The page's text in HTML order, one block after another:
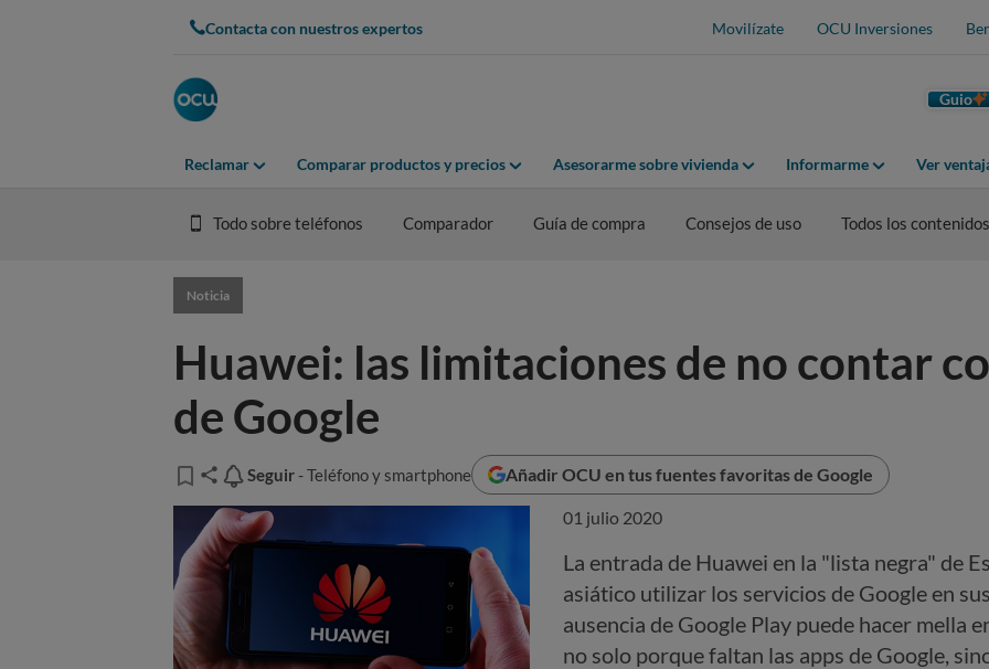
Contacta con nuestros expertos Movilízate OCU Inversiones
Guio
Reclamar Comparar productos y precios Asesorarme sobre vivienda Informarme Ver
Todo sobre teléfonos Comparador Guía de compra Consejos de uso Todos los contenidos
Noticia
Huawei: las limitaciones de no contar
de Google
Seguir
Seguir - Teléfono y smartphone Añadir OCU en tus fuentes favoritas de Google
01 julio 2020
La entrada de Huawei en la "lista negra" de
asiático utilizar los servicios de Google en
ausencia de Google Play puede hacer mella
no solo porque faltan las apps de Google,